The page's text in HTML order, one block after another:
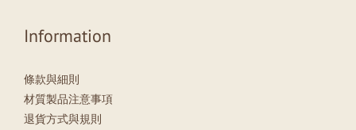
Information
條款與細則
材質製品注意事項
退貨方式與規則